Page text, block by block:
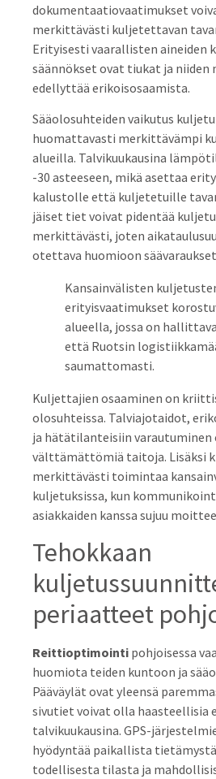
dokumentaatiovaatimukset
merkittävästi kuljetettavan
Erityisesti vaarallisten aineiden
säännökset ovat tiukat ja niiden
edellyttää erikoisosaamista.
Sääolosuhteiden vaikutus
huomattavasti merkittävämpi
alueilla. Talvikuukausina
-30 asteeseen, mikä asettaa
kalustolle että kuljetetuille
jäiset tiet voivat pidentää
merkittävästi, joten
otettava huomioon
Kansainvälisten
erityisvaatimukset
alueella, jossa on
että Ruotsin
saumattomasti.
Kuljettajien osaaminen on
olosuhteissa. Talviajotaidot,
ja hätätilanteisiin varautuminen
välttämättömiä taitoja. Lisäksi
merkittävästi toimintaa
kuljetuksissa, kun
asiakkaiden kanssa sujuu
Tehokkaan
periaatteet
Reittioptimointi pohjoisessa
huomiota teiden kuntoon ja
Pääväylät ovat yleensä
sivutiet voivat olla haasteellisia
talvikuukausina. GPS-
hyödyntää paikallista
todellisesta tilasta ja